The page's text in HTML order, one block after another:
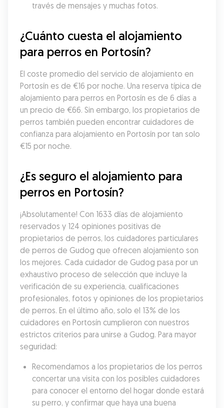
través de mensajes y muchas fotos.
¿Cuánto cuesta el alojamiento
para perros en Portosín?
El coste promedio del servicio de alojamiento en
Portosín es de €16 por noche. Una reserva típica de
alojamiento para perros en Portosín es de 6 días a
un precio de €66. Sin embargo, los propietarios de
perros también pueden encontrar cuidadores de
confianza para alojamiento en Portosín por tan solo
€15 por noche.
¿Es seguro el alojamiento para
perros en Portosín?
¡Absolutamente! Con 1633 días de alojamiento
reservados y 124 opiniones positivas de
propietarios de perros, los cuidadores particulares
de perros de Gudog que ofrecen alojamiento son
los mejores. Cada cuidador de Gudog pasa por un
exhaustivo proceso de selección que incluye la
verificación de su experiencia, cualificaciones
profesionales, fotos y opiniones de los propietarios
de perros. En el último año, solo el 13% de los
cuidadores en Portosín cumplieron con nuestros
estrictos criterios para unirse a Gudog. Para mayor
seguridad:
Recomendamos a los propietarios de los perros
concertar una visita con los posibles cuidadores
para conocer el entorno del hogar donde estará
su perro, y confirmar que haya una buena